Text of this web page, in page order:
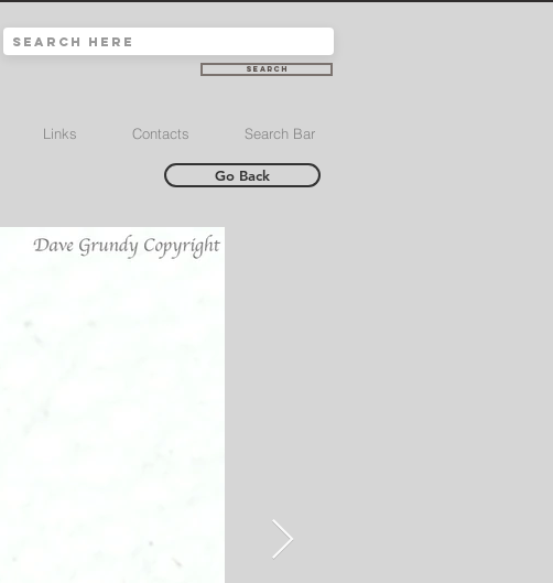
Search
Links Contacts Search Bar
Go Back